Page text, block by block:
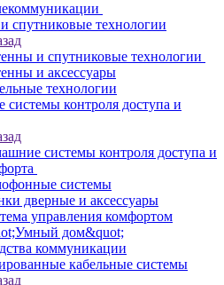
спутниковые технологии
и спутниковые технологии
и аксессуары
технологии
контроля доступа и
системы контроля доступа и
системы
дверные и аксессуары
управления комфортом
дом&quot;
коммуникации
кабельные системы